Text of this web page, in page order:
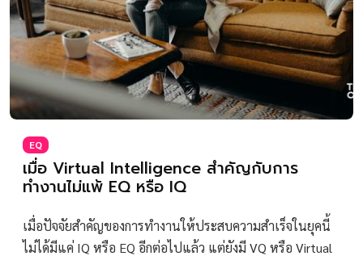
EQ
เมื่อ Virtual Intelligence สำคัญกับการ
ทำงานไม่แพ้ EQ หรือ IQ
เมื่อปัจจัยสำคัญของการทำงานให้ประสบความสำเร็จในยุคนี้
ไม่ได้มีแค่ IQ หรือ EQ อีกต่อไปแล้ว แต่ยังมี VQ หรือ Virtual